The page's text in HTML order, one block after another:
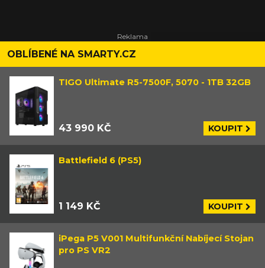
OBLÍBENÉ NA SMARTY.CZ
TIGO Ultimate R5-7500F, 5070 - 1TB 32GB
43 990 KČ KOUPIT
Battlefield 6 (PS5)
1 149 KČ KOUPIT
iPega P5 V001 Multifunkční Nabíjecí Stojan
pro PS VR2